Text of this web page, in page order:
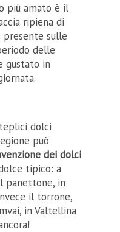
più amato è il
ripiena di
sulle
delle
gustato in
dolci
può
dei dolci
tipico: a
panettone, in
il torrone,
in Valtellina